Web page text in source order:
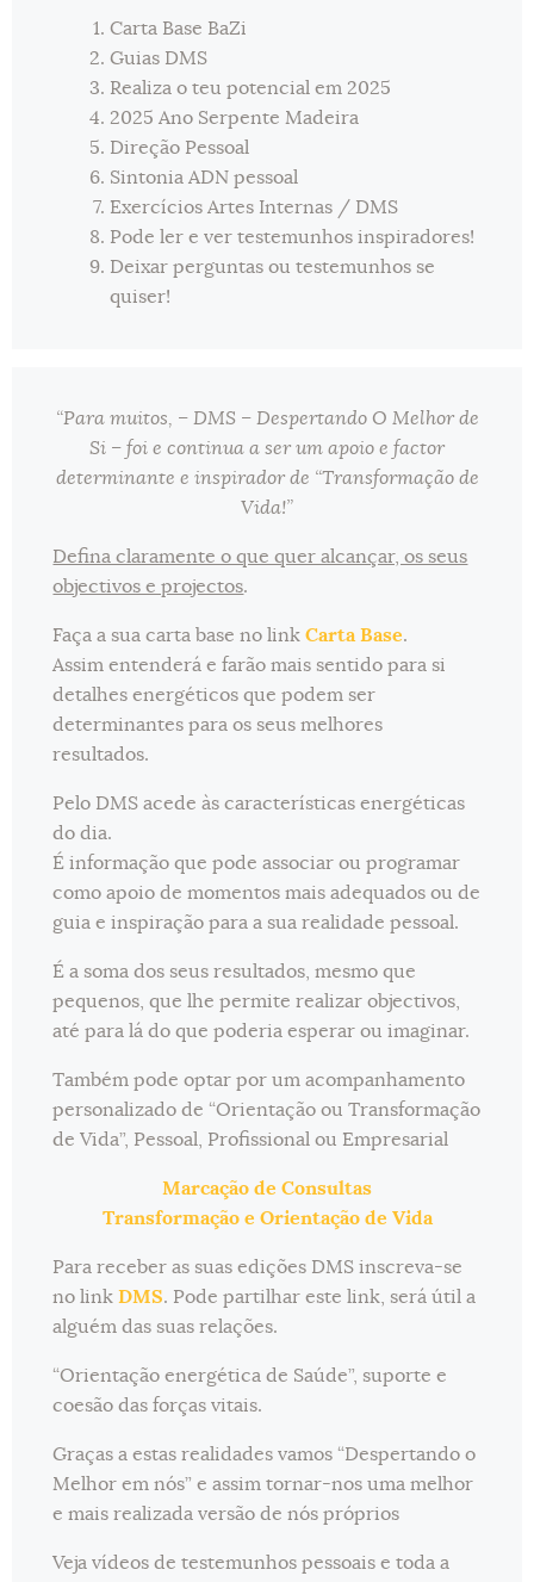
Carta Base BaZi
Guias DMS
Realiza o teu potencial em 2025
2025 Ano Serpente Madeira
Direção Pessoal
Sintonia ADN pessoal
Exercícios Artes Internas / DMS
Pode ler e ver testemunhos inspiradores!
Deixar perguntas ou testemunhos se
quiser!
“Para muitos, – DMS – Despertando O Melhor de
Si – foi e continua a ser um apoio e factor
determinante e inspirador de “Transformação de
Vida!”
Defina claramente o que quer alcançar, os seus
objectivos e projectos.
Faça a sua carta base no linkCarta Base.
Assim entenderá e farão mais sentido para si
detalhes energéticos que podem ser
determinantes para os seus melhores
resultados.
Pelo DMS acede às características energéticas
do dia.
É informação que pode associar ou programar
como apoio de momentos mais adequados ou de
guia e inspiração para a sua realidade pessoal.
É a soma dos seus resultados, mesmo que
pequenos, que lhe permite realizar objectivos,
até para lá do que poderia esperar ou imaginar.
Também pode optar por um acompanhamento
personalizado de “Orientação ou Transformação
de Vida”, Pessoal, Profissional ou Empresarial
Marcação de Consultas
Transformação e Orientação de Vida
Para receber as suas edições DMS inscreva-se
no linkDMS. Pode partilhar este link, será útil a
alguém das suas relações.
“Orientação energética de Saúde”, suporte e
coesão das forças vitais.
Graças a estas realidades vamos “Despertando o
Melhor em nós” e assim tornar-nos uma melhor
e mais realizada versão de nós próprios
Veja vídeos de testemunhos pessoais e toda a